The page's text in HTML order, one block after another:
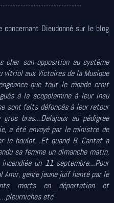
Dieudonné sur le blog
cher son opposition au système
vitriol aux Victoires de la Musique
que tout le monde croit
à la scopolamine à leur insu
sont faits défoncés à leur retour
bras…Delajoux au pédigree
a été envoyé par le ministre de
le boulot…Et quand B. Cantat a
sa femme un dimanche matin,
un 11 septembre…Pour
Amir, genre jeune juif hanté par le
morts en déportation et
etc"